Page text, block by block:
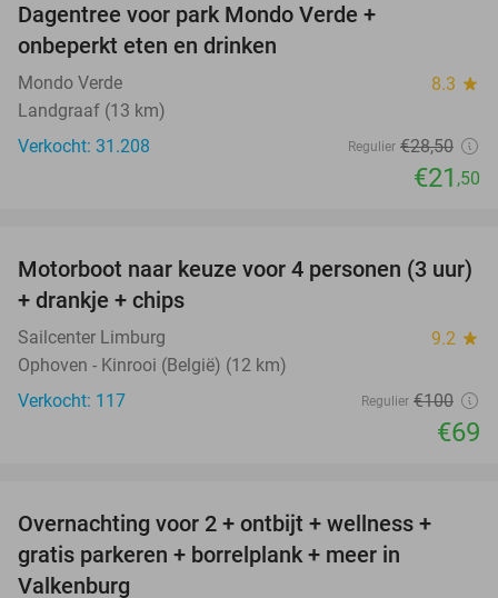
Dagentree voor park Mondo Verde +
onbeperkt eten en drinken
Mondo Verde 8.3 star
Landgraaf (13 km)
Verkocht: 31.208
Regulier €28,50
€21 ,50
31%
Motorboot naar keuze voor 4 personen (3 uur)
+ drankje + chips
Sailcenter Limburg 9.2 star
Ophoven - Kinrooi (België) (12 km)
Verkocht: 117
Regulier €100
€69
33%
Overnachting voor 2 + ontbijt + wellness +
gratis parkeren + borrelplank + meer in
Valkenburg